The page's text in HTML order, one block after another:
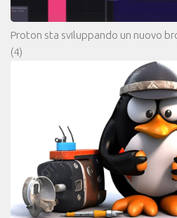
Proton sta sviluppando un nuovo
(4)